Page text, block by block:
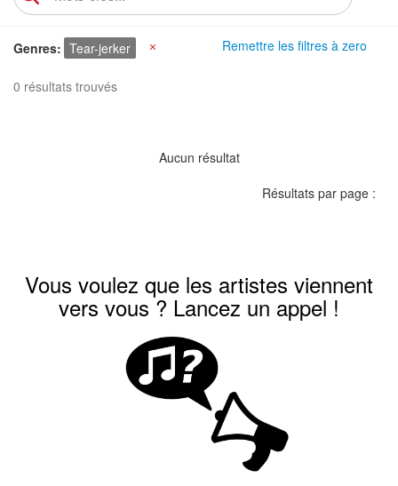
Remettre les filtres à zero
Genres Tear-jerker
0 résultats trouvés
Aucun résultat
Résultats par page :
Vous voulez que les artistes viennent
vers vous ? Lancez un appel !